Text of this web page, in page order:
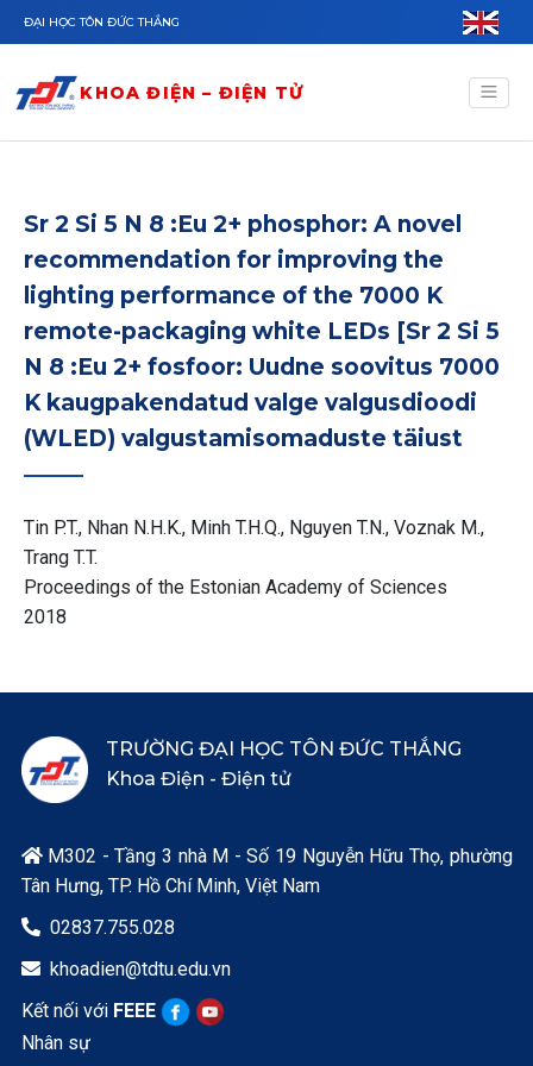
Nhảy đến nội dung
ĐẠI HỌC TÔN ĐỨC THẮNG
KHOA ĐIỆN – ĐIỆN TỬ
Sr 2 Si 5 N 8 :Eu 2+ phosphor: A novel
recommendation for improving the
lighting performance of the 7000 K
remote-packaging white LEDs [Sr 2 Si 5
N 8 :Eu 2+ fosfoor: Uudne soovitus 7000
K kaugpakendatud valge valgusdioodi
(WLED) valgustamisomaduste täiust
Tin P.T., Nhan N.H.K., Minh T.H.Q., Nguyen T.N., Voznak M.,
Trang T.T.
Proceedings of the Estonian Academy of Sciences
2018
TRƯỜNG ĐẠI HỌC TÔN ĐỨC THẮNG
Khoa Điện - Điện tử
M302 - Tầng 3 nhà M - Số 19 Nguyễn Hữu Thọ, phường
Tân Hưng, TP. Hồ Chí Minh, Việt Nam
 02837.755.028
 khoadien@tdtu.edu.vn
Kết nối với FEEE
Nhân sự